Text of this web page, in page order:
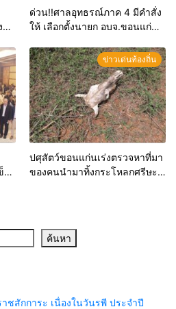
ตัว
ด่วน!!ศาลอุทธรณ์ภาค 4 มีคำสั่ง
ให้ เลือกตั้งนายก อบจ.ขอนแก่น
ม
ข่าวเด่นท้องถิ่น
ปศุสัตว์ขอนแก่นเร่งตรวจหาที่มา
ของคนนำมาทิ้งกระโหลกศรีษะ
ค้นหา
ชสักการะ เนื่องในวันรพี ประจำปี